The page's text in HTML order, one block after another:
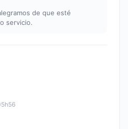
de que esté
servicio.